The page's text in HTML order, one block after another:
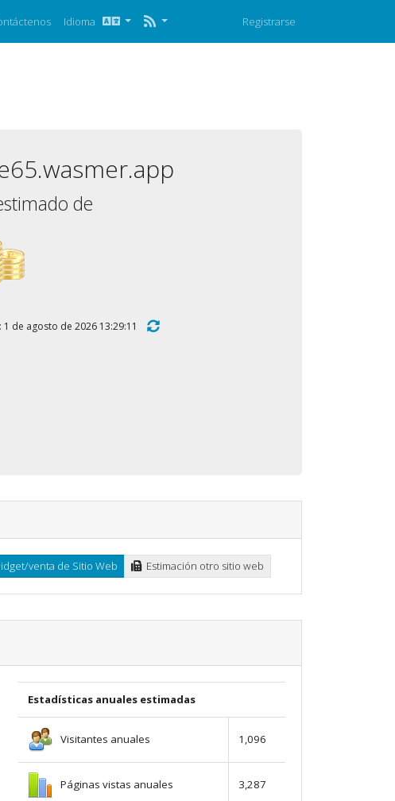
Idioma Registrarse
de
1 de agosto de 2026 13:29:11
venta de Sitio Web Estimación otro sitio web
Estadísticas anuales estimadas
Visitantes anuales 1,096
Páginas vistas anuales 3,287